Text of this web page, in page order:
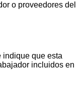
o proveedores del
indique que esta
incluidos en